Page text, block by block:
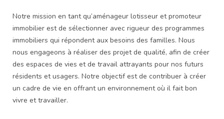
Notre mission en tant qu’aménageur lotisseur et promoteur
immobilier est de sélectionner avec rigueur des programmes
immobiliers qui répondent aux besoins des familles. Nous
nous engageons à réaliser des projet de qualité, afin de créer
des espaces de vies et de travail attrayants pour nos futurs
résidents et usagers. Notre objectif est de contribuer à créer
un cadre de vie en offrant un environnement où il fait bon
vivre et travailler.